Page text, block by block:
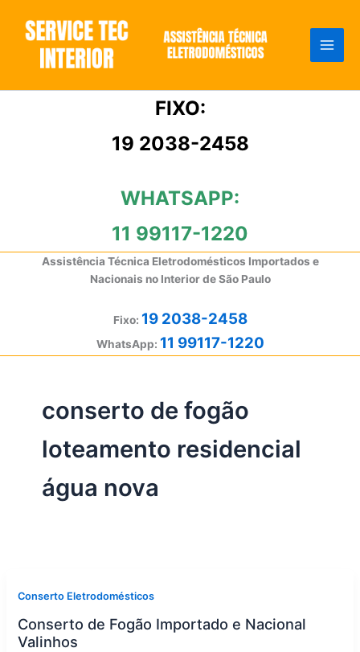
conteúdo
FIXO:
19 2038-2458
WHATSAPP:
11 99117-1220
Assistência Técnica Eletrodomésticos Importados e
Nacionais no Interior de São Paulo
Fixo: 19 2038-2458
WhatsApp: 11 99117-1220
conserto de fogão
loteamento residencial
água nova
Conserto Eletrodomésticos
Conserto de Fogão Importado e Nacional
Valinhos